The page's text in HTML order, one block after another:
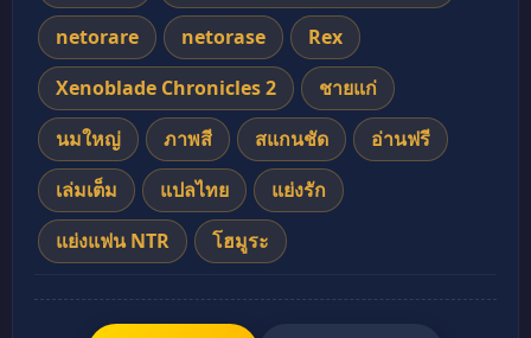
netorare
netorase
Rex
Xenoblade Chronicles 2
ชายแก่
นมใหญ่
ภาพสี สแกนชัด
อ่านฟรี
เล่มเต็ม
แปลไทย
แย่งรัก
แย่งแฟน NTR
โฮมูระ